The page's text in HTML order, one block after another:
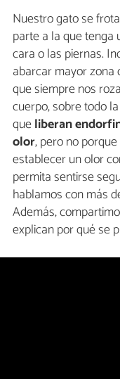
Nuestro gato se
parte a la que tenga
cara o las piernas.
abarcar mayor zona
que siempre nos
cuerpo, sobre todo
queliberan
olor, pero no
establecer un olor
permita sentirse
hablamos con más
Además,
explican por qué se